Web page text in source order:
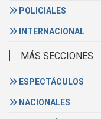
POLICIALES
INTERNACIONAL
MÁS SECCIONES
ESPECTÁCULOS
NACIONALES